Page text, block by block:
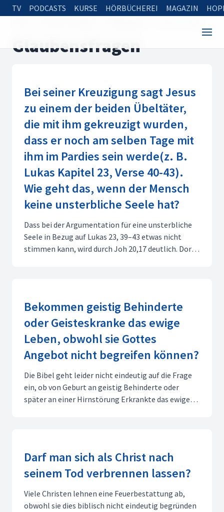
TV PODCASTS KURSE HÖRBÜCHEREI MAGAZIN
Glaubensfragen
Bei seiner Kreuzigung sagt Jesus
zu einem der beiden Übeltäter,
die mit ihm gekreuzigt wurden,
dass er noch am selben Tage mit
ihm im Pardies sein werde(z. B.
Lukas Kapitel 23, Verse 40-43).
Wie geht das, wenn der Mensch
keine unsterbliche Seele hat?
Dass bei der Argumentation für eine unsterbliche
Seele in Bezug auf Lukas 23, 39–43 etwas nicht
stimmen kann, wird durch Joh 20,17 deutlich. Dort
Bekommen geistig Behinderte
oder Geisteskranke das ewige
Leben, obwohl sie Gottes
Angebot nicht begreifen können?
Die Bibel geht leider nicht eindeutig auf die Frage
ein, ob von Geburt an geistig Behinderte oder
später an einer Hirnstörung Erkrankte das ewige
Darf man sich als Christ nach
seinem Tod verbrennen lassen?
Viele Christen lehnen eine Feuerbestattung ab,
obwohl sie dies biblisch nicht eindeutig begründen